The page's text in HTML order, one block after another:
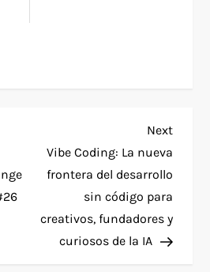
Next
Post
Next
Vibe Coding: La nueva
frontera del desarrollo
sin código para
creativos, fundadores y
curiosos de la IA